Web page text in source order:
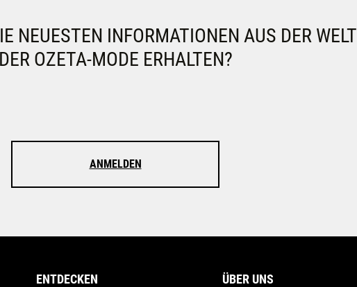
NEUESTEN INFORMATIONEN AUS DER WELT
DER OZETA-MODE ERHALTEN?
ANMELDEN
ENTDECKEN ÜBER UNS